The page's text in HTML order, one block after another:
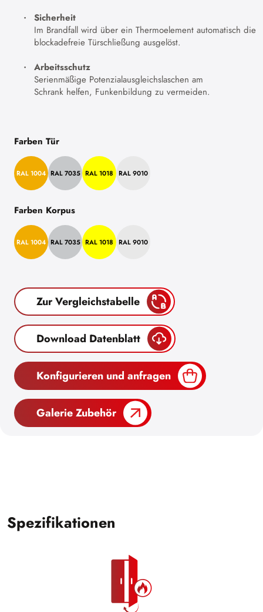
Sicherheit
Im Brandfall wird über ein Thermoelement automatisch die
blockadefreie Türschließung ausgelöst.
Arbeitsschutz
Serienmäßige Potenzialausgleichslaschen am
Schrank helfen, Funkenbildung zu vermeiden.
Farben Tür
RAL 1004 RAL 7035 RAL 1018 RAL 9010
Farben Korpus
RAL 1004 RAL 7035 RAL 1018 RAL 9010
Zur Vergleichstabelle
Download Datenblatt
Konfigurieren und anfragen
Galerie Zubehör
Spezifikationen